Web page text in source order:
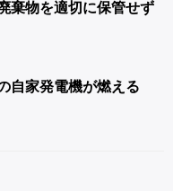
物を適切に保管せず
自家発電機が燃える